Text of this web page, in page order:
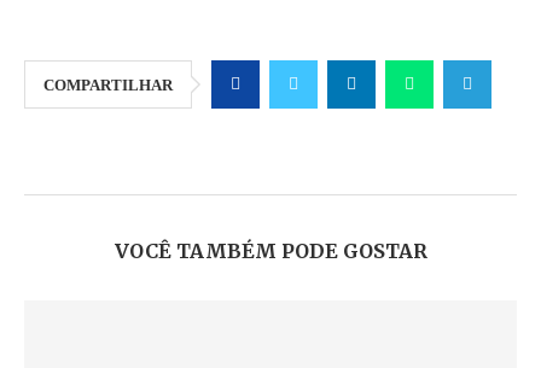
COMPARTILHAR
VOCÊ TAMBÉM PODE GOSTAR